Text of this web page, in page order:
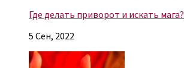
Где делать приворот и искать мага?
5 Сен, 2022